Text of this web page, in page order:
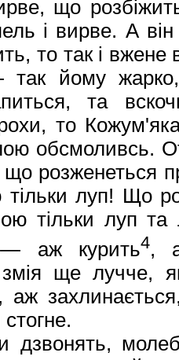
що
і вирве. А
то так і
так йому
та
то
обсмоливсь.
що розженеться
тільки луп! Що
тільки луп
— аж курить4,
змія ще лучче,
аж